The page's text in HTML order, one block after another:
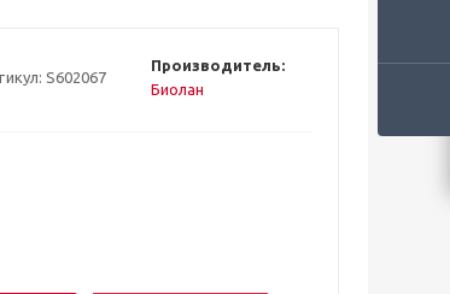
S602067
Производитель:
Биолан